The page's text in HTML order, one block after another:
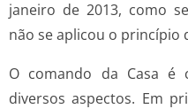
janeiro de 2013, como
não se aplicou o princípio
O comando da Casa é
diversos aspectos. Em